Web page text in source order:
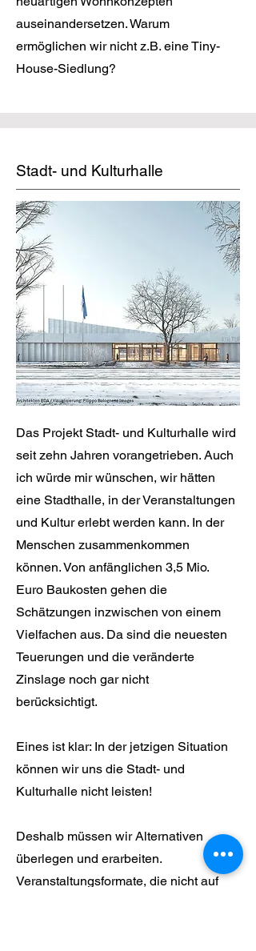
auseinandersetzen. Warum
ermöglichen wir nicht z.B. eine Tiny-
House-Siedlung?
Stadt- und Kulturhalle
Das Projekt Stadt- und Kulturhalle wird
seit zehn Jahren vorangetrieben. Auch
ich würde mir wünschen, wir hätten
eine Stadthalle, in der Veranstaltungen
und Kultur erlebt werden kann. In der
Menschen zusammenkommen
können. Von anfänglichen 3,5 Mio.
Euro Baukosten gehen die
Schätzungen inzwischen von einem
Vielfachen aus. Da sind die neuesten
Teuerungen und die veränderte
Zinslage noch gar nicht
berücksichtigt.
Eines ist klar: In der jetzigen Situation
können wir uns die Stadt- und
Kulturhalle nicht leisten!
Deshalb müssen wir Alternativen
überlegen und erarbeiten.
Veranstaltungsformate, die nicht auf